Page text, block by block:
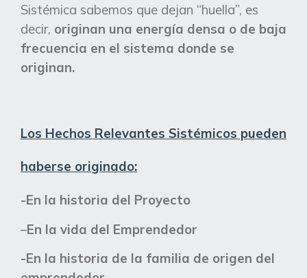
Sistémica sabemos que dejan “huella”, es
decir, originan una energía densa o de baja
frecuencia en el sistema donde se
originan.
Los Hechos Relevantes Sistémicos pueden
haberse originado:
-En la historia del Proyecto
–En la vida del Emprendedor
-En la historia de la familia de origen del